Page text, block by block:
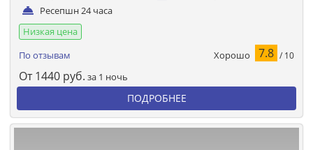
Ресепшн 24 часа
Низкая цена
По отзывам
Хорошо 7.8 / 10
От 1440 руб. за 1 ночь
ПОДРОБНЕЕ